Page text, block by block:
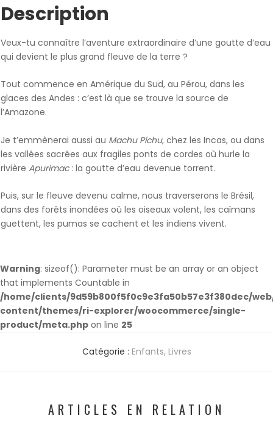
Description
Veux-tu connaître l’aventure extraordinaire d’une goutte d’eau
qui devient le plus grand fleuve de la terre ?
Tout commence en Amérique du Sud, au Pérou, dans les
glaces des Andes : c’est là que se trouve la source de
l’Amazone.
Je t’emmènerai aussi au Machu Pichu, chez les Incas, ou dans
les vallées sacrées aux fragiles ponts de cordes où hurle la
rivière Apurimac: la goutte d’eau devenue torrent.
Puis, sur le fleuve devenu calme, nous traverserons le Brésil,
dans des forêts inondées où les oiseaux volent, les caïmans
guettent, les pumas se cachent et les indiens vivent.
Warning: sizeof(): Parameter must be an array or an object
that implements Countable in
/home/clients/9d59b800f5f0c9e3fa50b57e3f380dec/
content/themes/ri-explorer/woocommerce/single-
product/meta.php on line 25
Catégorie : Enfants, Livres
ARTICLES EN RELATION